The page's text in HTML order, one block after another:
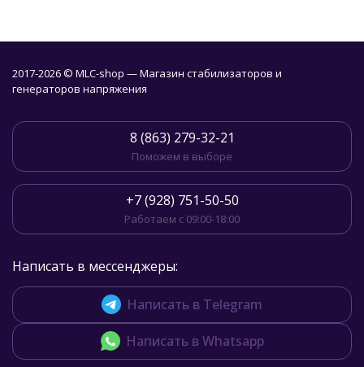
2017-2026 © MLC-shop — Магазин стабилизаторов и
генераторов напряжения
8 (863) 279-32-21
Поможем в выборе
+7 (928) 751-50-50
Работаем с 09:00-18:00
Написать в мессенджеры:
Написать в Telegram
Написать в Whatsapp